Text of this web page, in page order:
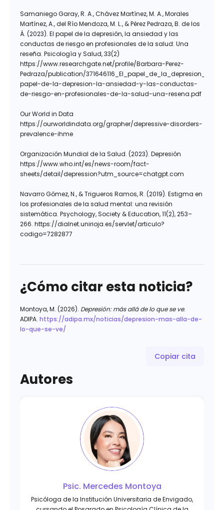
Samaniego Garay, R. A., Chávez Martínez, M. A., Morales
Martínez, A., del Río Mendoza, M. L., & Pérez Pedraza, B. de los
Á. (2023). El papel de la depresión, la ansiedad y las
conductas de riesgo en profesionales de la salud: Una
reseña. Psicología y Salud, 33(2)
https://www.researchgate.net/profile/Barbara-Perez-
Pedraza/publication/
papel-de-la-depresion-la-ansiedad-y-las-conductas-
de-riesgo-en-profesionales-de-la-salud-una-resena.pdf
Our World in Data
https://ourworldindata.org/grapher/depressive-disorders-
prevalence-ihme
Organización Mundial de la Salud. (2023). Depresión
https://www.who.int/es/news-room/fact-
sheets/detail/depression?utm_source=chatgpt.com
Navarro Gómez, N., & Trigueros Ramos, R. (2019). Estigma en
los profesionales de la salud mental: una revisión
sistemática. Psychology, Society & Education, 11(2), 253–
266. https://dialnet.unirioja.es/servlet/articulo?
codigo=7282877
¿Cómo citar esta noticia?
Montoya, M. (2026). Depresión: más allá de lo que se ve.
ADIPA. https://adipa.mx/noticias/depresion-mas-alla-de-
lo-que-se-ve/
Copiar cita
Autores
Psic. Mercedes Montoya
Psicóloga de la Institución Universitaria de Envigado,